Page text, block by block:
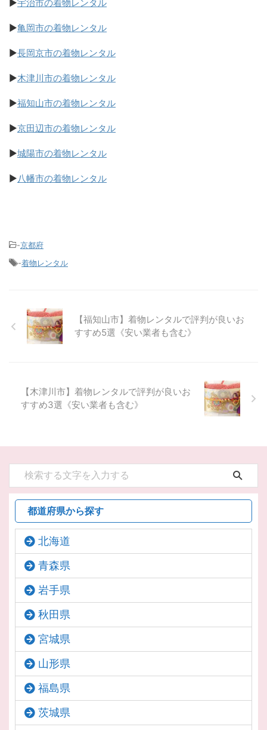
▶宇治市の着物レンタル
▶亀岡市の着物レンタル
▶長岡京市の着物レンタル
▶木津川市の着物レンタル
▶福知山市の着物レンタル
▶京田辺市の着物レンタル
▶城陽市の着物レンタル
▶八幡市の着物レンタル
-京都府
-着物レンタル
【福知山市】着物レンタルで評判が良いお
すすめ5選《安い業者も含む》
【木津川市】着物レンタルで評判が良いお
すすめ3選《安い業者も含む》
都道府県から探す
北海道
青森県
岩手県
秋田県
宮城県
山形県
福島県
茨城県